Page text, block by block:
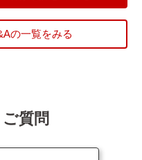
の一覧をみる
質問